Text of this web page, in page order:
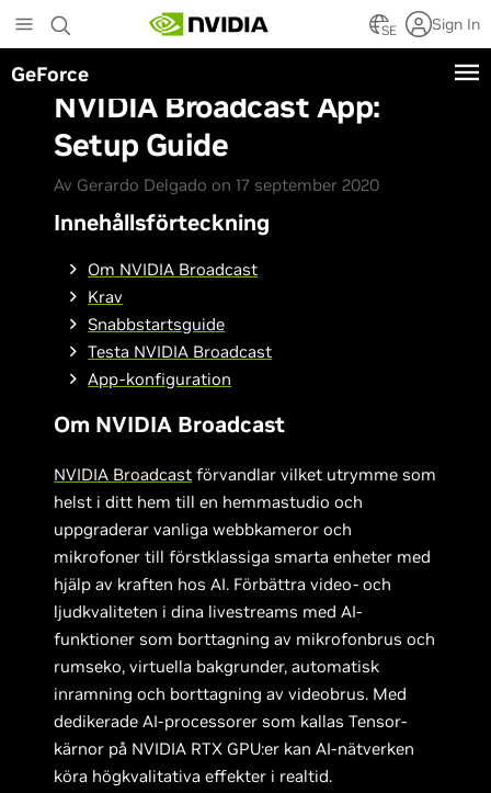
to
main
content
SE Sign In
GeForce
NVIDIA Broadcast App:
Setup Guide
Av Gerardo Delgado on 17 september 2020
Innehållsförteckning
Om NVIDIA Broadcast
Krav
Snabbstartsguide
Testa NVIDIA Broadcast
App-konfiguration
Om NVIDIA Broadcast
NVIDIA Broadcast förvandlar vilket utrymme som
helst i ditt hem till en hemmastudio och
uppgraderar vanliga webbkameror och
mikrofoner till förstklassiga smarta enheter med
hjälp av kraften hos AI. Förbättra video- och
ljudkvaliteten i dina livestreams med AI-
funktioner som borttagning av mikrofonbrus och
rumseko, virtuella bakgrunder, automatisk
inramning och borttagning av videobrus. Med
dedikerade AI-processorer som kallas Tensor-
kärnor på NVIDIA RTX GPU:er kan AI-nätverken
köra högkvalitativa effekter i realtid.